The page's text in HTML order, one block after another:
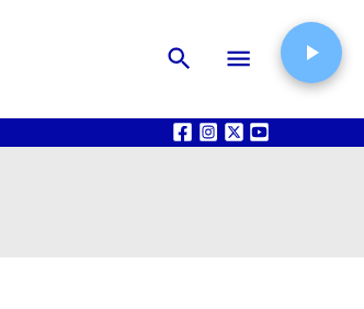
QUIÉNES SOMOS